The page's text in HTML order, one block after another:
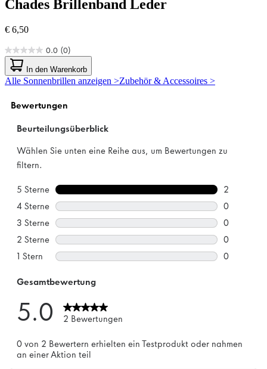
Chades Brillenband Leder
€ 6,50
0.0 (0)
0.0
von
5
Sternen.
In den Warenkorb
Alle Sonnenbrillen anzeigen >Zubehör & Accessoires >